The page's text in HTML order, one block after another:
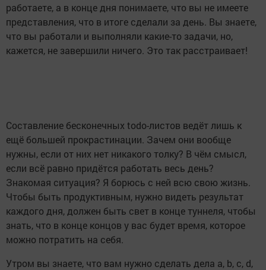
работаете, а в конце дня понимаете, что вы не имеете
представления, что в итоге сделали за день. Вы знаете,
что вы работали и выполняли какие-то задачи, но,
кажется, не завершили ничего. Это так расстраивает!
Составление бесконечных todo-листов ведёт лишь к
ещё большей прокрастинации. Зачем они вообще
нужны, если от них нет никакого толку? В чём смысл,
если всё равно придётся работать весь день?
Знакомая ситуация? Я борюсь с ней всю свою жизнь.
Чтобы быть продуктивным, нужно видеть результат
каждого дня, должен быть свет в конце туннеля, чтобы
знать, что в конце концов у вас будет время, которое
можно потратить на себя.
Утром вы знаете, что вам нужно сделать дела a, b, c, d,